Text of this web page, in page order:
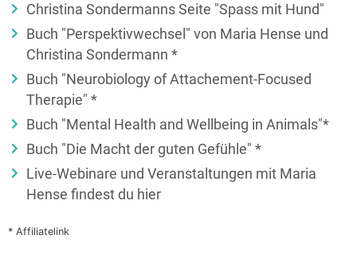
Christina Sondermanns Seite "Spass mit Hund"
Buch "Perspektivwechsel" von Maria Hense und
Christina Sondermann *
Buch "Neurobiology of Attachement-Focused
Therapie" *
Buch "Mental Health and Wellbeing in Animals"*
Buch "Die Macht der guten Gefühle" *
Live-Webinare und Veranstaltungen mit Maria
Hense findest du hier
* Affiliatelink